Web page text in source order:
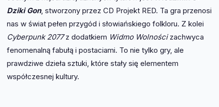
Dziki Gon, stworzony przez CD Projekt RED. Ta gra przenosi
nas w świat pełen przygód i słowiańskiego folkloru. Z kolei
Cyberpunk 2077z dodatkiem Widmo Wolnościzachwyca
fenomenalną fabułą i postaciami. To nie tylko gry, ale
prawdziwe dzieła sztuki, które stały się elementem
współczesnej kultury.